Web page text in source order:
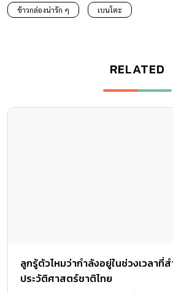
ข้าวกล่องน่ารัก ๆ เบนโตะ
RELATED
ลูกรู้ตัวไหมว่ากำลังอยู่ในช่วงเวลาที่
ประวัติศาสตร์ชาติไทย